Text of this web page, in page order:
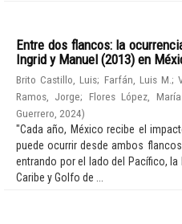
Entre dos flancos: la
Ingrid y Manuel (2013) en
Brito Castillo, Luis; Farfán, Luis M.;
Ramos, Jorge; Flores López,
Guerrero 2024)
"Cada año, México recibe el
puede ocurrir desde ambos
entrando por el lado del Pacífico, la
Caribe y Golfo de ...